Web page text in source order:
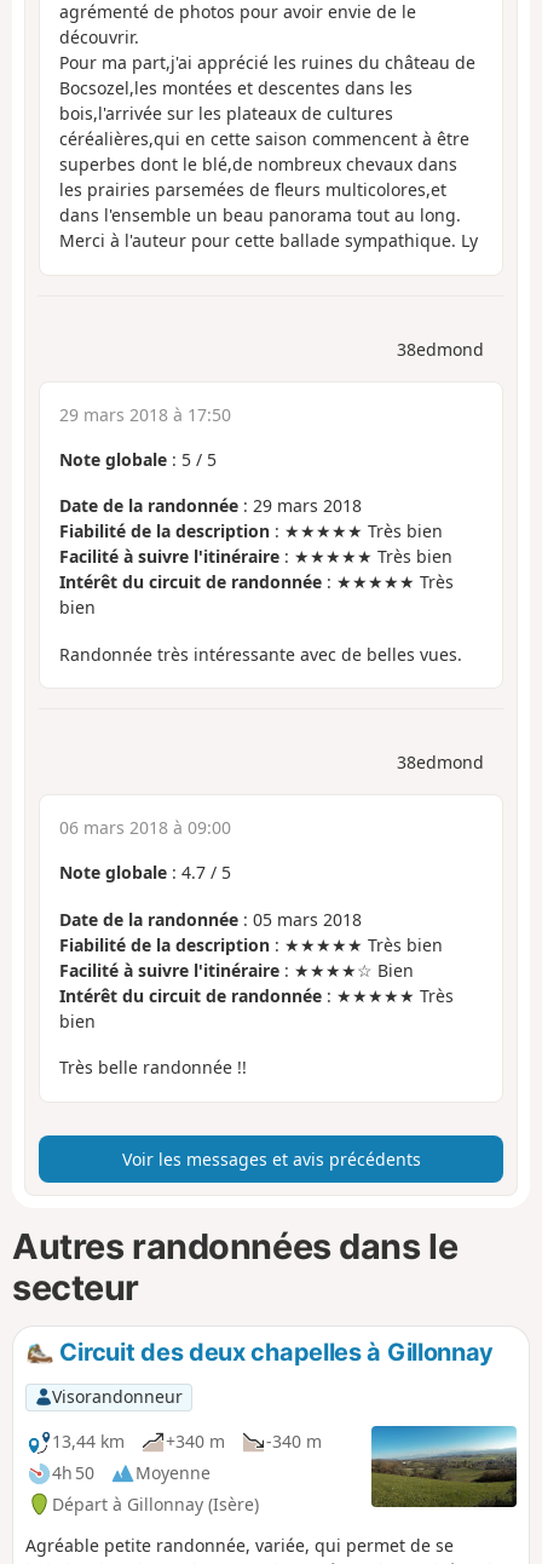
agrémenté de photos pour avoir envie de le
découvrir.
Pour ma part,j'ai apprécié les ruines du château de
Bocsozel,les montées et descentes dans les
bois,l'arrivée sur les plateaux de cultures
céréalières,qui en cette saison commencent à être
superbes dont le blé,de nombreux chevaux dans
les prairies parsemées de fleurs multicolores,et
dans l'ensemble un beau panorama tout au long.
Merci à l'auteur pour cette ballade sympathique. Ly
38edmond
29 mars 2018 à 17:50
Note globale : 5 / 5
Date de la randonnée : 29 mars 2018
Fiabilité de la description : ★★★★★ Très bien
Facilité à suivre l'itinéraire : ★★★★★ Très bien
Intérêt du circuit de randonnée : ★★★★★ Très
bien
Randonnée très intéressante avec de belles vues.
38edmond
06 mars 2018 à 09:00
Note globale : 4.7 / 5
Date de la randonnée : 05 mars 2018
Fiabilité de la description : ★★★★★ Très bien
Facilité à suivre l'itinéraire : ★★★★☆ Bien
Intérêt du circuit de randonnée : ★★★★★ Très
bien
Très belle randonnée !!
Voir les messages et avis précédents
Autres randonnées dans le
secteur
Circuit des deux chapelles à Gillonnay
Visorandonneur
13,44 km
+340 m
-340 m
4h 50
Moyenne
Départ à Gillonnay (Isère)
Agréable petite randonnée, variée, qui permet de se